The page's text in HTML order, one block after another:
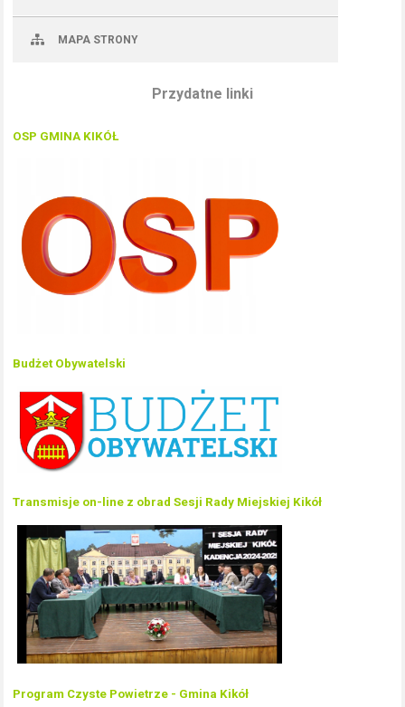
MAPA STRONY
Przydatne linki
OSP GMINA KIKÓŁ
Budżet Obywatelski
Transmisje on-line z obrad Sesji Rady Miejskiej Kikół
Program Czyste Powietrze - Gmina Kikół